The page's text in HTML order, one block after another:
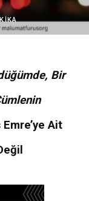
Bir
Ait